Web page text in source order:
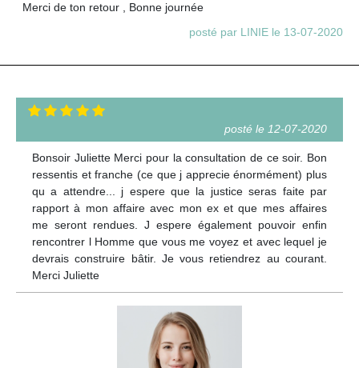
Merci de ton retour , Bonne journée
posté par LINIE le 13-07-2020
posté le 12-07-2020
Bonsoir Juliette Merci pour la consultation de ce soir. Bon
ressentis et franche (ce que j apprecie énormément) plus
qu a attendre... j espere que la justice seras faite par
rapport à mon affaire avec mon ex et que mes affaires
me seront rendues. J espere également pouvoir enfin
rencontrer l Homme que vous me voyez et avec lequel je
devrais construire bâtir. Je vous retiendrez au courant.
Merci Juliette